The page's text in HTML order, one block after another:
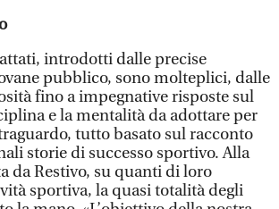
introdotti dalle precise
pubblico, sono molteplici, dalle
fino a impegnative risposte sul
e la mentalità da adottare per
tutto basato sul racconto
storie di successo sportivo. Alla
da Restivo, su quanti di loro
sportiva, la quasi totalità degli